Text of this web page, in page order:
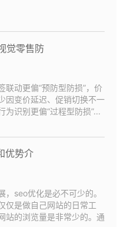
觉零售防
联动更偏“预防型防损”，价
因变价延迟、促销切换不一
识别更偏“过程型防损”...
优势介
seo优化是必不可少的。
仅是做自己网站的日常工
站的浏览量是非常少的。通